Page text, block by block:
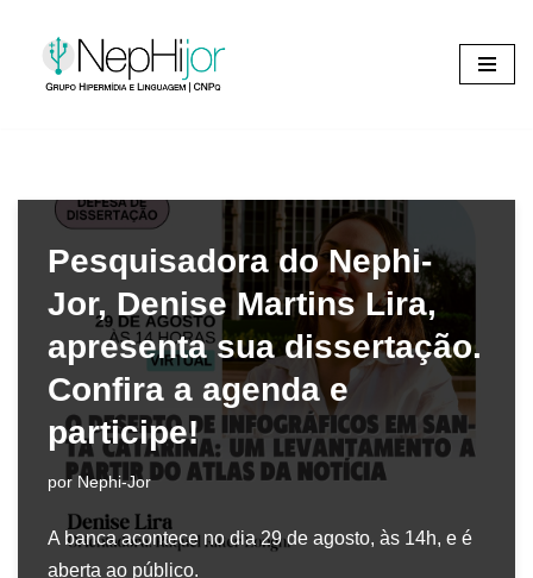
Pular
Pesquisadora do Nephi-
Jor, Denise Martins Lira,
apresenta sua dissertação.
Confira a agenda e
participe!
por Nephi-Jor
A banca acontece no dia 29 de agosto, às 14h, e é
aberta ao público.